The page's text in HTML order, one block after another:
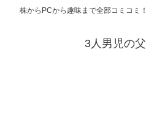
株からPCから趣味まで全部コミコミ
3人男児の